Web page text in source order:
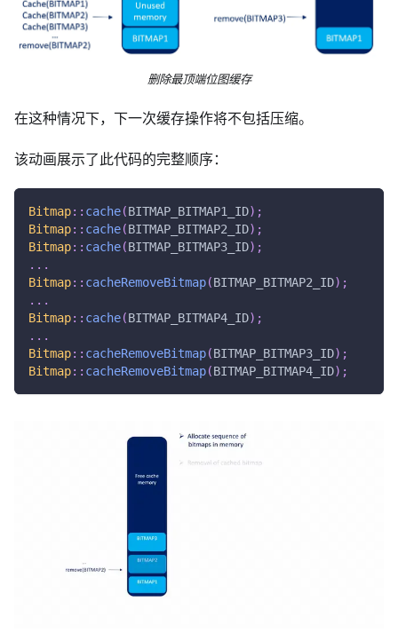
删除最顶端位图缓存
在这种情况下，下一次缓存操作将不包括压缩。
该动画展示了此代码的完整顺序：
Bitmap:: cache(BITMAP_BITMAP1_ID) ;
Bitmap:: cache(BITMAP_BITMAP2_ID) ;
Bitmap:: cache(BITMAP_BITMAP3_ID) ;
. . .
Bitmap:: cacheRemoveBitmap(BITMAP_BITMAP2_ID) ;
. . .
Bitmap:: cache(BITMAP_BITMAP4_ID) ;
. . .
Bitmap:: cacheRemoveBitmap(BITMAP_BITMAP3_ID) ;
Bitmap:: cacheRemoveBitmap(BITMAP_BITMAP4_ID) ;